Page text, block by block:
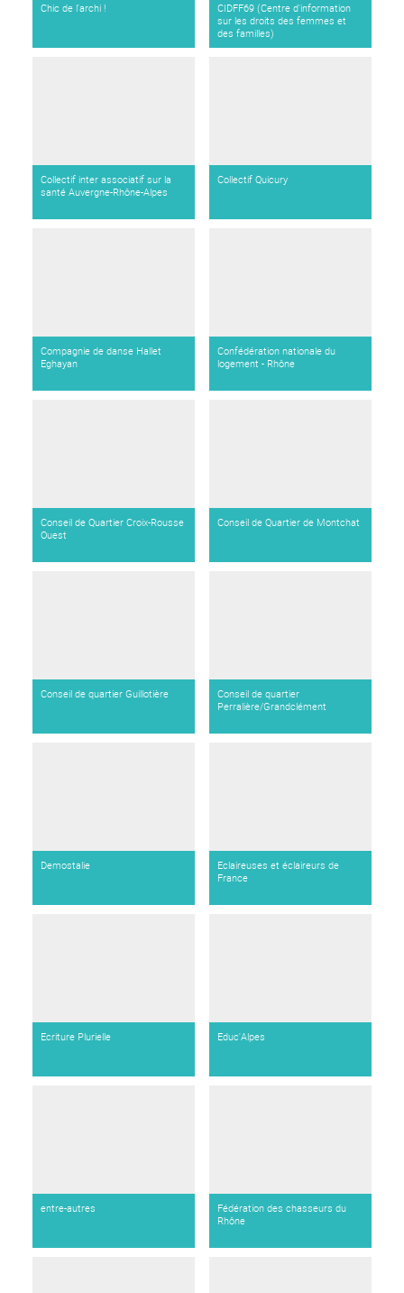
Chic de l'archi !
CIDFF69 (Centre d'information
sur les droits des femmes et
des familles)
Collectif inter associatif sur la
santé Auvergne-Rhône-Alpes
Collectif Quicury
Compagnie de danse Hallet
Eghayan
Confédération nationale du
logement - Rhône
Conseil de Quartier Croix-Rousse
Ouest
Conseil de Quartier de Montchat
Conseil de quartier Guillotière
Conseil de quartier
Perralière/Grandclément
Demostalie
Eclaireuses et éclaireurs de
France
Ecriture Plurielle Educ'Alpes
entre-autres
Fédération des chasseurs du
Rhône